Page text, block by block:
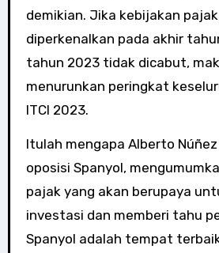
demikian. Jika kebijakan
diperkenalkan pada akhir
tahun 2023 tidak dicabut,
menurunkan peringkat
ITCI 2023.
Itulah mengapa Alberto
oposisi Spanyol,
pajak yang akan berupaya
investasi dan memberi tahu
Spanyol adalah tempat